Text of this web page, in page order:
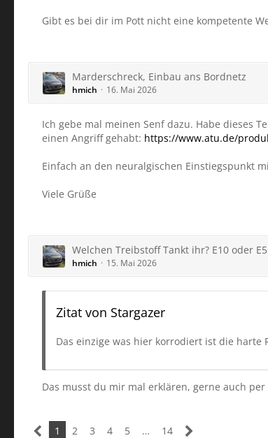
Gibt es bei dir im Pott nicht eine kompetente
Marderschreck, Einbau ans Bordnetz
hmich 16. Mai 2026
Ich gebe mal meinen Senf dazu. Habe dieses
einen Angriff gehabt: https://www.atu.de/
Einfach an den neuralgischen Einstiegspunkt
Viele Grüße
Welchen Treibstoff Tankt ihr? E10 oder E5
hmich 15. Mai 2026
Zitat von Stargazer
Das einzige was hier korrodiert ist die harte
Das musst du mir mal erklären, gerne auch per
1 2 3 4 5 … 14